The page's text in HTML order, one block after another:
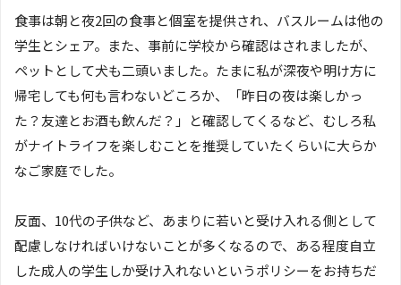
食事は朝と夜2回の食事と個室を提供され、バスルームは他の
学生とシェア。また、事前に学校から確認はされましたが、
ペットとして犬も二頭いました。たまに私が深夜や明け方に
帰宅しても何も言わないどころか、「昨日の夜は楽しかっ
た？友達とお酒も飲んだ？」と確認してくるなど、むしろ私
がナイトライフを楽しむことを推奨していたくらいに大らか
なご家庭でした。
反面、10代の子供など、あまりに若いと受け入れる側として
配慮しなければいけないことが多くなるので、ある程度自立
した成人の学生しか受け入れないというポリシーをお持ちだ